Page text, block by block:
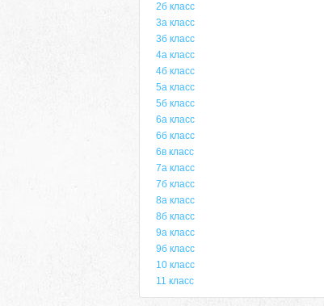
2б класс
3а класс
3б класс
4а класс
4б класс
5а класс
5б класс
6а класс
6б класс
6в класс
7а класс
7б класс
8а класс
8б класс
9а класс
9б класс
10 класс
11 класс